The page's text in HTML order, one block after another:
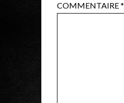
COMMENTAIRE*